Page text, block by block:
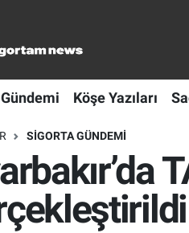
Köşe Yazıları
SIGORTA GÜNDEMI